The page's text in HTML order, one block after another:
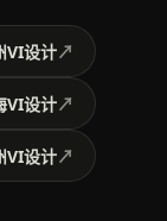
VI设计↗︎
VI设计↗︎
VI设计↗︎